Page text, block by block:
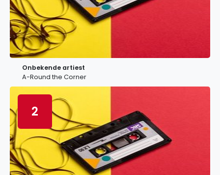
Onbekende artiest
A-Round the Corner
2